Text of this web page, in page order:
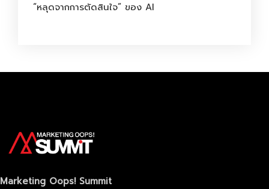
“หลุดจากการตัดสินใจ” ของ AI
Marketing Oops! Summit